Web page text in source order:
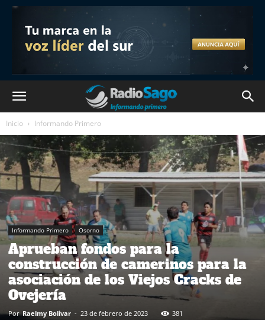
Inicio Informando Primero
Informando Primero Osorno
Aprueban fondos para la
construcción de camerinos para la
asociación de los Viejos Cracks de
Ovejería
Por Raelmy Bolivar - 23 de febrero de 2023 381